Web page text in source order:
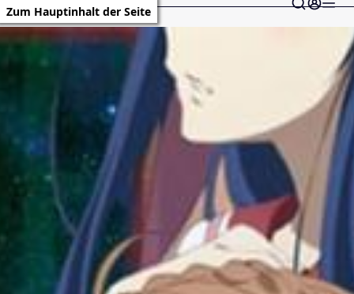
Zum Hauptinhalt der Seite